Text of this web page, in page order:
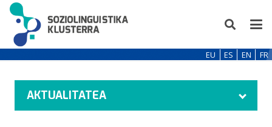
EU ES EN FR
AKTUALITATEA